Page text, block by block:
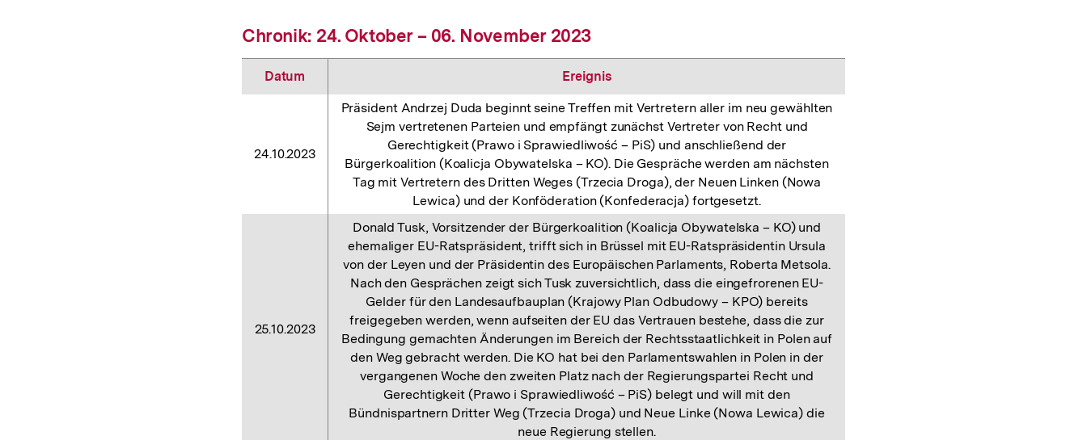
Chronik: 24. Oktober – 06. November 2023
Datum Ereignis
24.10.2023
Präsident Andrzej Duda beginnt seine Treffen mit Vertretern aller im neu gewählten
Sejm vertretenen Parteien und empfängt zunächst Vertreter von Recht und
Gerechtigkeit (Prawo i Sprawiedliwość – PiS) und anschließend der
Bürgerkoalition (Koalicja Obywatelska – KO). Die Gespräche werden am nächsten
Tag mit Vertretern des Dritten Weges (Trzecia Droga), der Neuen Linken (Nowa
Lewica) und der Konföderation (Konfederacja) fortgesetzt.
25.10.2023
Donald Tusk, Vorsitzender der Bürgerkoalition (Koalicja Obywatelska – KO) und
ehemaliger EU-Ratspräsident, trifft sich in Brüssel mit EU-Ratspräsidentin Ursula
von der Leyen und der Präsidentin des Europäischen Parlaments, Roberta Metsola.
Nach den Gesprächen zeigt sich Tusk zuversichtlich, dass die eingefrorenen EU-
Gelder für den Landesaufbauplan (Krajowy Plan Odbudowy – KPO) bereits
freigegeben werden, wenn aufseiten der EU das Vertrauen bestehe, dass die zur
Bedingung gemachten Änderungen im Bereich der Rechtsstaatlichkeit in Polen auf
den Weg gebracht werden. Die KO hat bei den Parlamentswahlen in Polen in der
vergangenen Woche den zweiten Platz nach der Regierungspartei Recht und
Gerechtigkeit (Prawo i Sprawiedliwość – PiS) belegt und will mit den
Bündnispartnern Dritter Weg (Trzecia Droga) und Neue Linke (Nowa Lewica) die
neue Regierung stellen.